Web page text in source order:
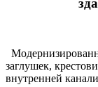
заглушек,
внутренней